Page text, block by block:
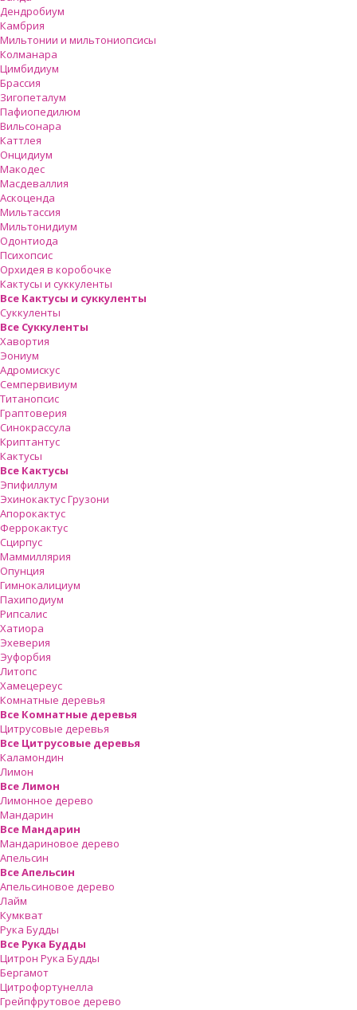
Дендробиум
Камбрия
Мильтонии и мильтониопсисы
Колманара
Цимбидиум
Брассия
Зигопеталум
Пафиопедилюм
Вильсонара
Каттлея
Онцидиум
Макодес
Масдеваллия
Аскоценда
Мильтассия
Мильтонидиум
Одонтиода
Психопсис
Орхидея в коробочке
Кактусы и суккуленты
Все Кактусы и суккуленты
Суккуленты
Все Суккуленты
Хавортия
Эониум
Адромискус
Семпервивиум
Титанопсис
Граптоверия
Синокрассула
Криптантус
Кактусы
Все Кактусы
Эпифиллум
Эхинокактус Грузони
Апорокактус
Феррокактус
Сцирпус
Маммиллярия
Опунция
Гимнокалициум
Пахиподиум
Рипсалис
Хатиора
Эхеверия
Эуфорбия
Литопс
Хамецереус
Комнатные деревья
Все Комнатные деревья
Цитрусовые деревья
Все Цитрусовые деревья
Каламондин
Лимон
Все Лимон
Лимонное дерево
Мандарин
Все Мандарин
Мандариновое дерево
Апельсин
Все Апельсин
Апельсиновое дерево
Лайм
Кумкват
Рука Будды
Все Рука Будды
Цитрон Рука Будды
Бергамот
Цитрофортунелла
Грейпфрутовое дерево